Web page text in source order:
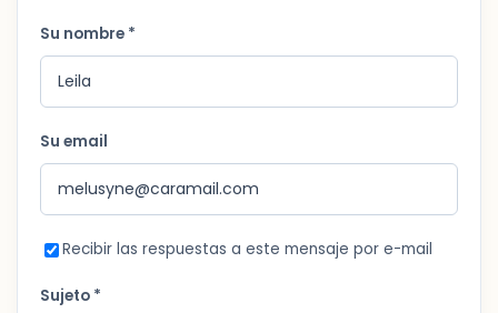
Su nombre *
Su email
Recibir las respuestas a este mensaje por e-mail
Sujeto *